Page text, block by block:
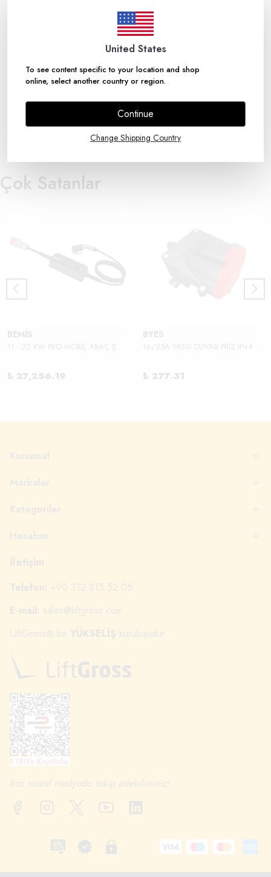
United States
To see content specific to your location and shop
online, select another country or region.
Continue
Change Shipping Country
Uzun Ömürlü: Deri malzeme, aşınmaya ve yıpranmaya karşı dirençlidir.
Bu özellikleri sayesinde, kaynak işleri ve benzeri zorlu işlerde güvenli ve
Yorumlar Yorum Yap
Bu ürün için henüz yorum yapılmamış.
Çok Satanlar
BEMİS
₺ 27,256.19
BYES
₺ 277.31
İletişim
Telefon: +90 312 815 52 05
E-mail: sales@liftgross.com
LiftGross® bir YÜKSELİŞ kuruluşudur.
Bizi sosyal medyada takip edebilirsiniz!